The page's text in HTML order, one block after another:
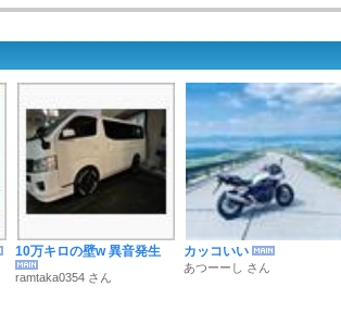
10万キロの壁w 異音発生
ramtaka0354 さん
カッコいい
あつーーし さん